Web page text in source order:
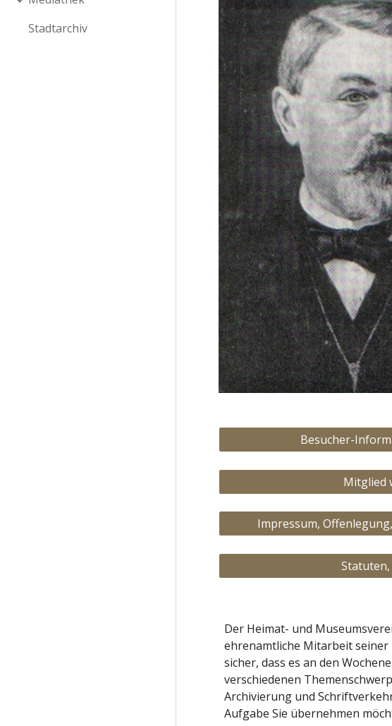
Stadtarchiv
Besucher-
Mitglied
Impressum,
Der Heimat- und
ehrenamtliche Mitarbeit
sicher, dass es an den
verschiedenen
Archivierung und
Aufgabe Sie übernehmen